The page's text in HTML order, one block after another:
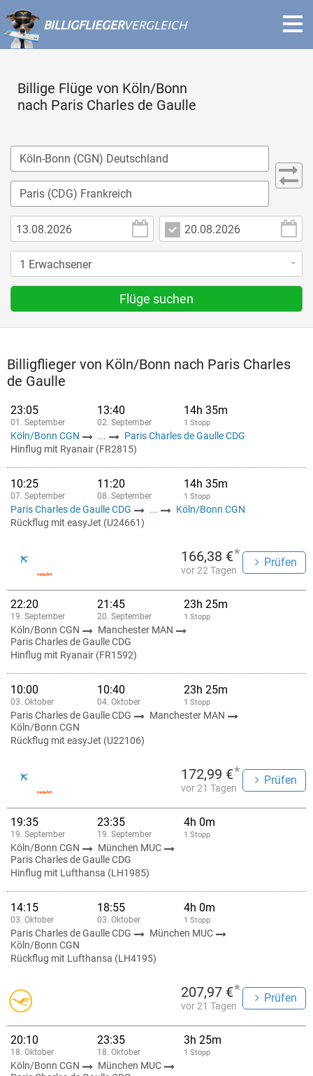
BILLIGFLIEGERVERGLEICH
Billige Flüge von Köln/Bonn
nach Paris Charles de Gaulle
Flüge suchen
Billigflieger von Köln/Bonn nach Paris Charles
de Gaulle
23:05
01. September
13:40
02. September
14h 35m
1 Stopp
Köln/Bonn CGN ...
Paris Charles de Gaulle CDG
Hinflug mit Ryanair (FR2815)
10:25
07. September
11:20
08. September
14h 35m
1 Stopp
Paris Charles de Gaulle CDG ...
Köln/Bonn CGN
Rückflug mit easyJet (U24661)
166,38 €*
vor 22 Tagen
Prüfen
22:20
19. September
21:45
20. September
23h 25m
1 Stopp
Köln/Bonn CGN
Manchester MAN
Paris Charles de Gaulle CDG
Hinflug mit Ryanair (FR1592)
10:00
03. Oktober
10:40
04. Oktober
23h 25m
1 Stopp
Paris Charles de Gaulle CDG
Manchester MAN
Köln/Bonn CGN
Rückflug mit easyJet (U22106)
172,99 €*
vor 21 Tagen
Prüfen
19:35
19. September
23:35
19. September
4h 0m
1 Stopp
Köln/Bonn CGN
München MUC
Paris Charles de Gaulle CDG
Hinflug mit Lufthansa (LH1985)
14:15
03. Oktober
18:55
03. Oktober
4h 0m
1 Stopp
Paris Charles de Gaulle CDG
München MUC
Köln/Bonn CGN
Rückflug mit Lufthansa (LH4195)
207,97 €*
vor 21 Tagen
Prüfen
20:10
18. Oktober
23:35
18. Oktober
3h 25m
1 Stopp
Köln/Bonn CGN
München MUC